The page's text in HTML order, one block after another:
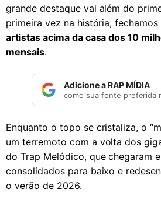
grande destaque vai além do
primeira vez na história, fechamos
artistas acima da casa dos 10
mensais.
Adicione a RAP MÍDIA
como sua fonte preferida
Enquanto o topo se cristaliza, o
um terremoto com a volta dos
do Trap Melódico, que chegaram
consolidados para baixo e
o verão de 2026.